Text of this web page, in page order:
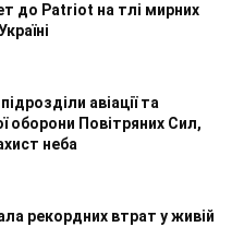
до Patriot на тлі мирних
авіації та
оборони Повітряних Сил,
неба
рекордних втрат у живій